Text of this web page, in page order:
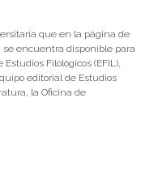
que en la página de
encuentra disponible para
Filológicos (EFIL),
editorial de Estudios
la Oficina de